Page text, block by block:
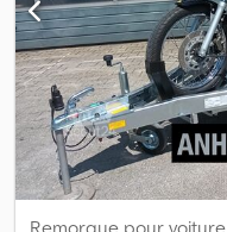
Remorque pour voiture